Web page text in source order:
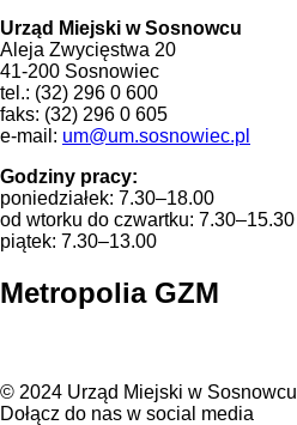
Urząd Miejski w Sosnowcu
Aleja Zwycięstwa 20
41-200 Sosnowiec
tel.: (32) 296 0 600
faks: (32) 296 0 605
e-mail: um@um.sosnowiec.pl
Godziny pracy:
poniedziałek: 7.30–18.00
od wtorku do czwartku: 7.30–15.30
piątek: 7.30–13.00
Metropolia GZM
© 2024 Urząd Miejski w Sosnowcu
Dołącz do nas w social media